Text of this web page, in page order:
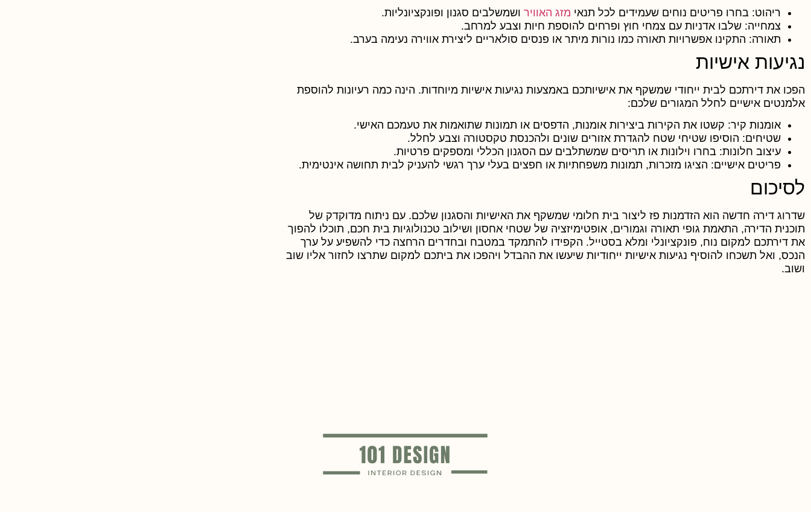
ריהוט: בחרו פריטים נוחים שעמידים לכל תנאי מזג האוויר ושמשלבים סגנון ופונקציונליות.
צמחייה: שלבו אדניות עם צמחי חוץ ופרחים להוספת חיות וצבע למרחב.
תאורה: התקינו אפשרויות תאורה כמו נורות מיתר או פנסים סולאריים ליצירת אווירה נעימה בערב.
נגיעות אישיות
הפכו את דירתכם לבית ייחודי שמשקף את אישיותכם באמצעות נגיעות אישיות מיוחדות. הינה כמה רעיונות להוספת
אלמנטים אישיים לחלל המגורים שלכם:
אומנות קיר: קשטו את הקירות ביצירות אומנות, הדפסים או תמונות שתואמות את טעמכם האישי.
שטיחים: הוסיפו שטיחי שטח להגדרת אזורים שונים ולהכנסת טקסטורה וצבע לחלל.
עיצוב חלונות: בחרו וילונות או תריסים שמשתלבים עם הסגנון הכללי ומספקים פרטיות.
פריטים אישיים: הציגו מזכרות, תמונות משפחתיות או חפצים בעלי ערך רגשי להעניק לבית תחושה אינטימית.
לסיכום
שדרוג דירה חדשה הוא הזדמנות פז ליצור בית חלומי שמשקף את האישיות והסגנון שלכם. עם ניתוח מדוקדק של
תוכנית הדירה, התאמת גופי תאורה וגמורים, אופטימיזציה של שטחי אחסון ושילוב טכנולוגיות בית חכם, תוכלו להפוך
את דירתכם למקום נוח, פונקציונלי ומלא בסטייל. הקפידו להתמקד במטבח ובחדרים הרחצה כדי להשפיע על ערך
הנכס, ואל תשכחו להוסיף נגיעות אישיות ייחודיות שיעשו את ההבדל ויהפכו את ביתכם למקום שתרצו לחזור אליו שוב
ושוב.